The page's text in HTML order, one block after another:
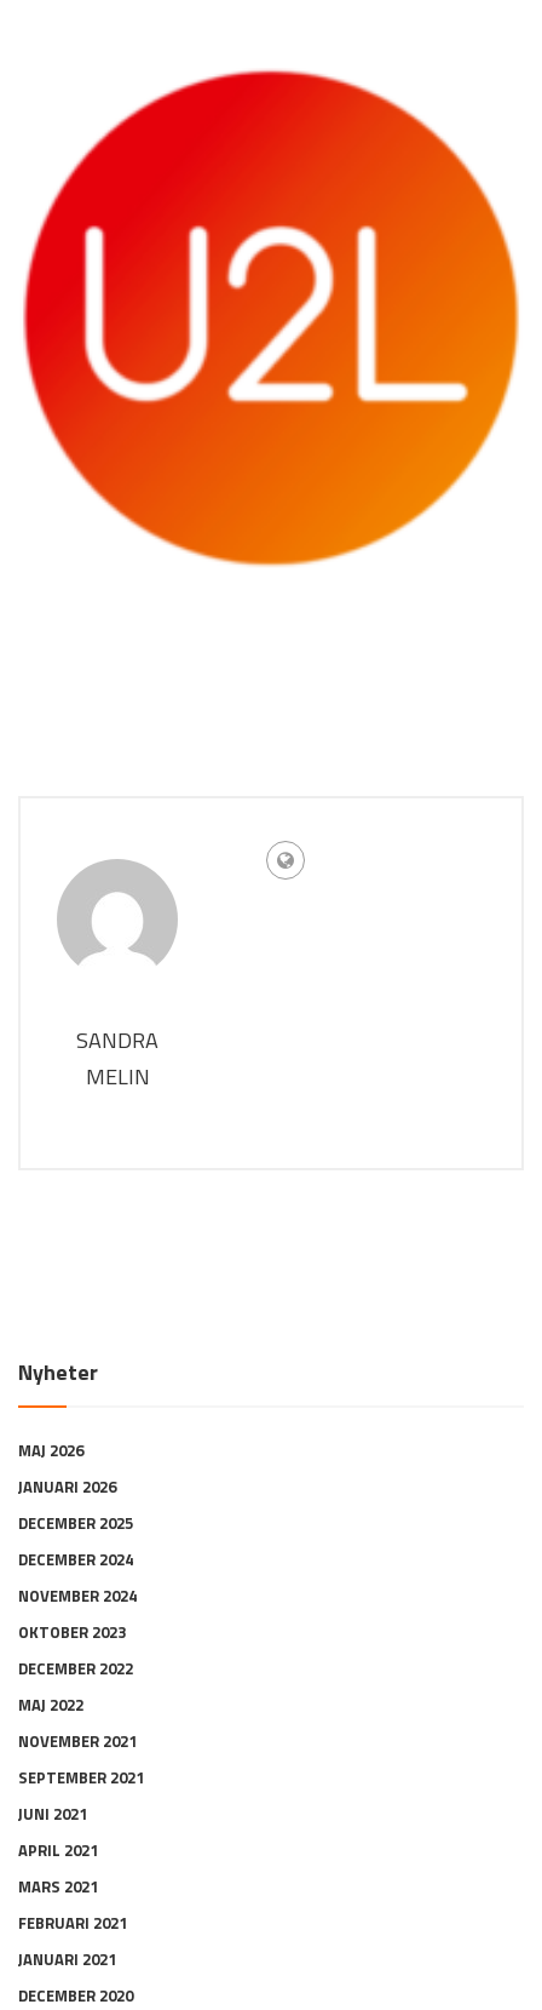
SANDRA
MELIN
Nyheter
MAJ 2026
JANUARI 2026
DECEMBER 2025
DECEMBER 2024
NOVEMBER 2024
OKTOBER 2023
DECEMBER 2022
MAJ 2022
NOVEMBER 2021
SEPTEMBER 2021
JUNI 2021
APRIL 2021
MARS 2021
FEBRUARI 2021
JANUARI 2021
DECEMBER 2020